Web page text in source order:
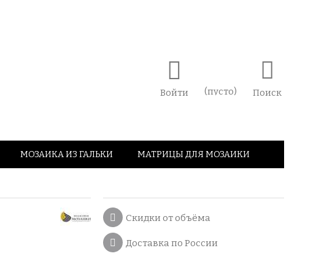
Поиск
(пусто)
Войти
МОЗАИКА ИЗ ГАЛЬКИ МАТРИЦЫ ДЛЯ МОЗАИКИ
Скидки от объёма
Доставка по России